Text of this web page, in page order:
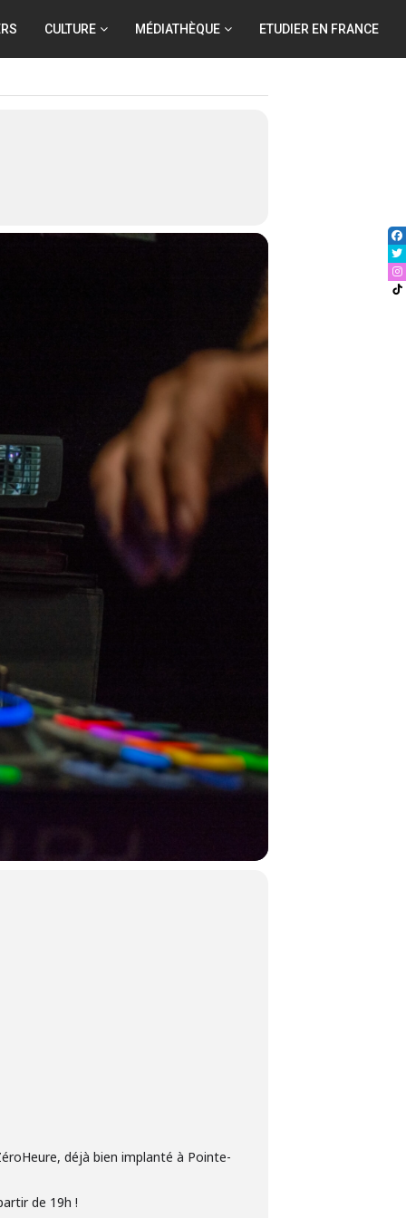
CULTURE MÉDIATHÈQUE ETUDIER EN FRANCE
déjà bien implanté à Pointe-
de 19h !